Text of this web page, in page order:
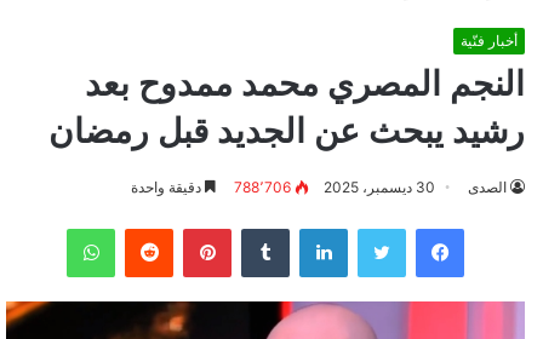
أخبار فنّية
النجم المصري محمد ممدوح بعد
رشيد يبحث عن الجديد قبل رمضان
الصدى 30 ديسمبر، 2025 788٬706 دقيقة واحدة
فيسبوك تويتر لينكدإن بينتيريست واتساب